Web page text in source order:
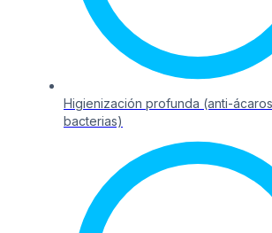
Higienización profunda (anti-
bacterias)